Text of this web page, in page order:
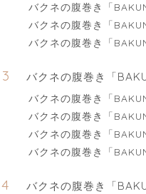
バクネの腹巻き「
バクネの腹巻き「
バクネの腹巻き「
バクネの腹巻き「
バクネの腹巻き「
バクネの腹巻き「
バクネの腹巻き「
バクネの腹巻き「
バクネの腹巻き「